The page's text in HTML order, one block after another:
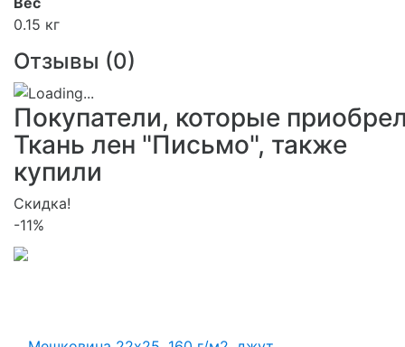
0.15 кг
Отзывы (0)
Покупатели, которые
Ткань лен "Письмо", также
купили
Скидка!
-11%